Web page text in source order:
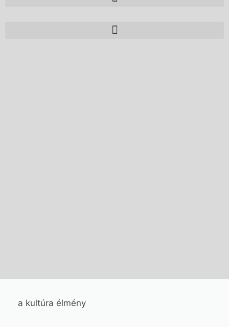
a kultúra élmény